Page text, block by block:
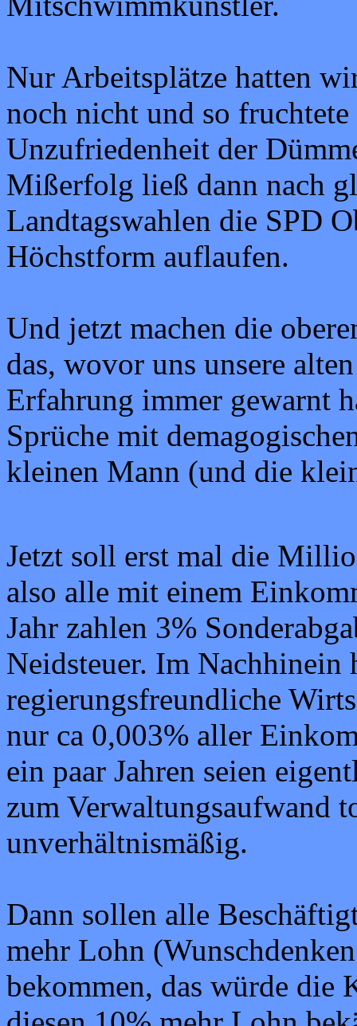
Nur Arbeitsplätze hatten
noch nicht und so
Unzufriedenheit der
Mißerfolg ließ dann nach
Landtagswahlen die SPD
Höchstform auflaufen.
Und jetzt machen die
das, wovor uns unsere
Erfahrung immer gewarnt
Sprüche mit
kleinen Mann (und die
Jetzt soll erst mal die
also alle mit einem
Jahr zahlen 3%
Neidsteuer. Im Nachhinein
regierungsfreundliche
nur ca 0,003% aller
ein paar Jahren seien
zum Verwaltungsaufwand
unverhältnismäßig.
Dann sollen alle
mehr Lohn
bekommen, das würde die